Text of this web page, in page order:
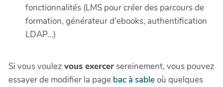
fonctionnalités (LMS pour créer des parcours de
formation, générateur d'ebooks, authentification
LDAP...)
Si vous voulez vous exercersereinement, vous pouvez
essayer de modifier la page bac à sableoù quelques